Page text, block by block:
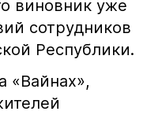
виновник уже
сотрудников
Республики.
«Вайнах»,